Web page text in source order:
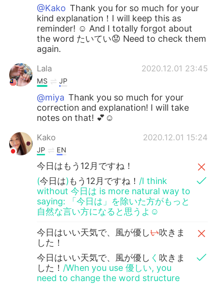
@Kako Thank you for so much for your
kind explanation！I will keep this as
reminder! ☺️ And I totally forgot about
the word たいてい😟 Need to check them
again.
Lala 2020.12.01 23:45
MS JP
@miya Thank you so much for your
correction and explanation! I will take
notes on that! 💕☺️
Kako 2020.12.01 15:24
JP EN
今日はもう12月ですね！
(今日は)もう12月ですね！ /I think
without 今日は is more natural way to
saying: 「今日は」を除いた方がもっと
自然な言い方になると思うよ☺️
今日はいい天気で、風が優しい吹きま
した！
今日はいい天気で、風が優し く 吹きま
した！ /When you use 優しい, you
need to change the word structure